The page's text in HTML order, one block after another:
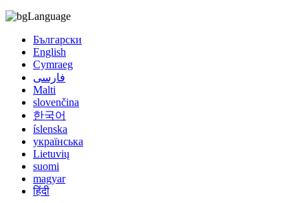
Language
Български
English
Cymraeg
فارسی
Malti
slovenčina
한국어
íslenska
українська
Lietuvių
suomi
magyar
हिंदी